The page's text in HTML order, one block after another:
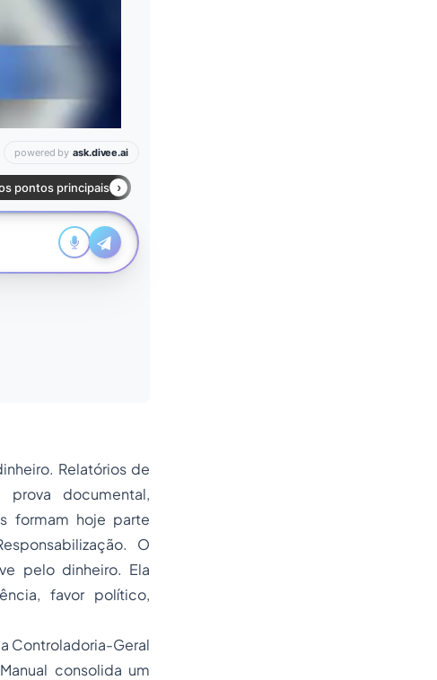
Relatórios de
prova documental,
formam hoje parte
O
pelo dinheiro. Ela
favor político,
Controladoria-Geral
consolida um